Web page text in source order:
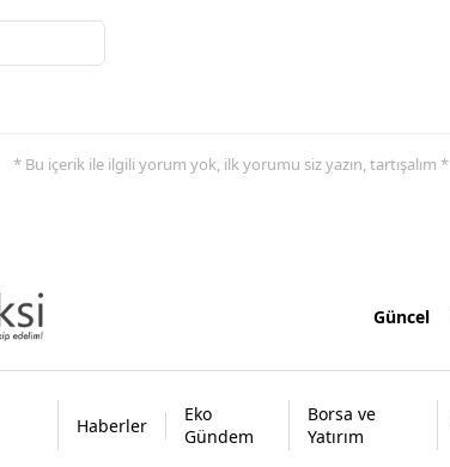
* Bu içerik ile ilgili yorum yok, ilk yorumu siz yazın, tartışalım *
Güncel
Haberler
Eko
Gündem
Borsa ve
Yatırım